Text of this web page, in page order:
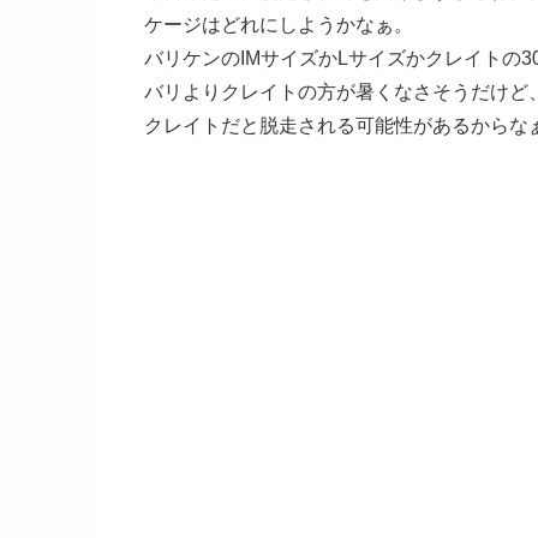
ケージはどれにしようかなぁ。
バリケンのIMサイズかLサイズかクレイトの
バリよりクレイトの方が暑くなさそうだけど、
クレイトだと脱走される可能性があるからな